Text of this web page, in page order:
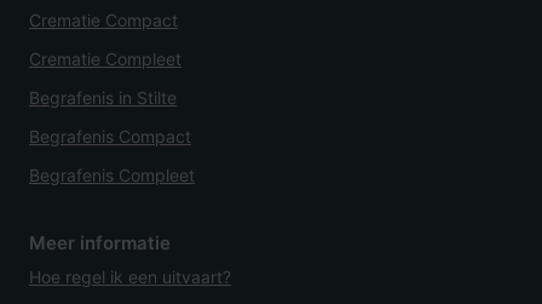
Crematie Compact
Crematie Compleet
Begrafenis in Stilte
Begrafenis Compact
Begrafenis Compleet
Meer informatie
Hoe regel ik een uitvaart?